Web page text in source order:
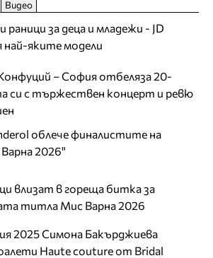
Видео
раници за деца и младежи - JD
най-яките модели
– София отбеляза 20-
си с тържествен концерт и ревю
облече финалистите на
2026"
влизат в гореща битка за
титла Мис Варна 2026
2025 Симона Бакърджиева
Haute couture от Bridal